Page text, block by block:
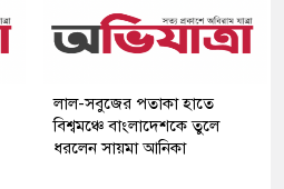
লাল-সবুজের পতাকা হাতে
বিশ্বমঞ্চে বাংলাদেশকে তুলে
ধরলেন সায়মা আনিকা